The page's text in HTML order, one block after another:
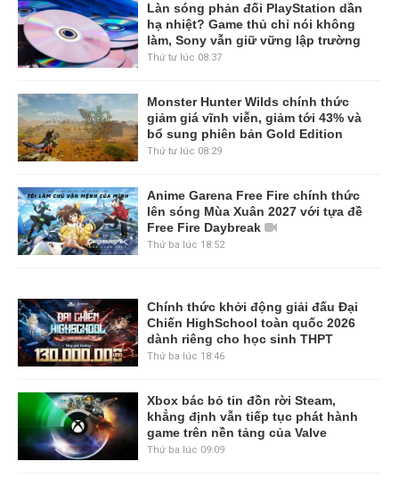
Làn sóng phản đối PlayStation dần
hạ nhiệt? Game thủ chỉ nói không
làm, Sony vẫn giữ vững lập trường
Thứ tư lúc 08:37
Monster Hunter Wilds chính thức
giảm giá vĩnh viễn, giảm tới 43% và
bổ sung phiên bản Gold Edition
Thứ tư lúc 08:29
Anime Garena Free Fire chính thức
lên sóng Mùa Xuân 2027 với tựa đề
Free Fire Daybreak
Thứ ba lúc 18:52
Chính thức khởi động giải đấu Đại
Chiến HighSchool toàn quốc 2026
dành riêng cho học sinh THPT
Thứ ba lúc 18:46
Xbox bác bỏ tin đồn rời Steam,
khẳng định vẫn tiếp tục phát hành
game trên nền tảng của Valve
Thứ ba lúc 09:09